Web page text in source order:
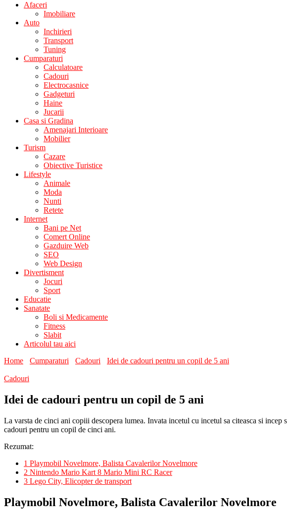
Afaceri
Imobiliare
Auto
Inchirieri
Transport
Tuning
Cumparaturi
Calculatoare
Cadouri
Electrocasnice
Gadgeturi
Haine
Jucarii
Casa si Gradina
Amenajari Interioare
Mobilier
Turism
Cazare
Obiective Turistice
Lifestyle
Animale
Moda
Nunti
Retete
Internet
Bani pe Net
Comert Online
Gazduire Web
SEO
Web Design
Divertisment
Jocuri
Sport
Educatie
Sanatate
Boli si Medicamente
Fitness
Slabit
Articolul tau aici
Home
Cumparaturi Cadouri Idei de cadouri pentru un copil de 5 ani
Cadouri
Idei de cadouri pentru un copil de 5 ani
La varsta de cinci ani copiii descopera lumea. Invata incetul cu incetul sa citeasca si
cadouri pentru un copil de cinci ani.
Rezumat:
1 Playmobil Novelmore, Balista Cavalerilor Novelmore
2 Nintendo Mario Kart 8 Mario Mini RC Racer
3 Lego City, Elicopter de transport
Playmobil Novelmore, Balista Cavalerilor Novelmore